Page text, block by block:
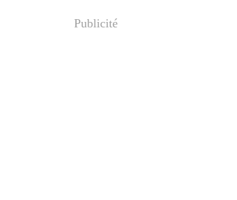
Publicité